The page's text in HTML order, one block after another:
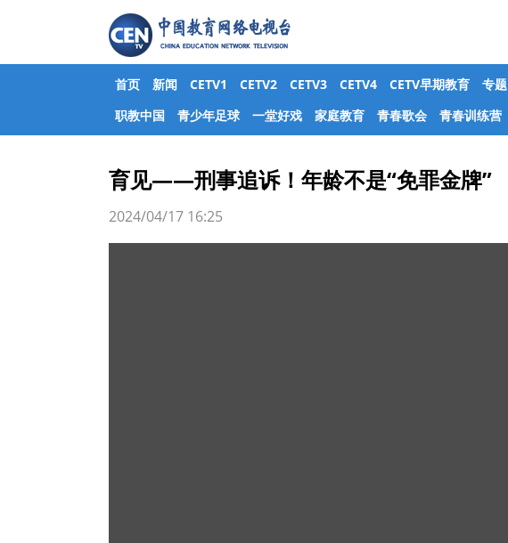
首页 新闻 CETV1 CETV2 CETV3 CETV4 CETV早期教育 专题
职教中国
青少年足球 一堂好戏 家庭教育 青春歌会 青春训练营
育见——刑事追诉！年龄不是“免罪金牌”
2024/04/17 16:25